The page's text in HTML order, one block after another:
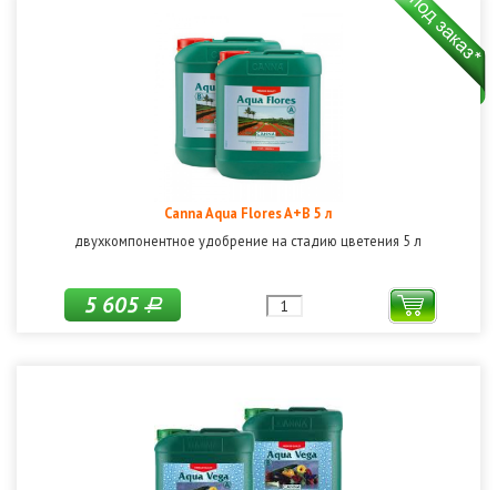
Canna Aqua Flores A+B 5 л
двухкомпонентное удобрение на стадию цветения 5 л
5 605Р